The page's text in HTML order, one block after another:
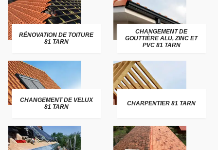
RÉNOVATION DE TOITURE
81 TARN
CHANGEMENT DE
GOUTTIÈRE ALU, ZINC ET
PVC 81 TARN
CHANGEMENT DE VELUX
81 TARN
CHARPENTIER 81 TARN